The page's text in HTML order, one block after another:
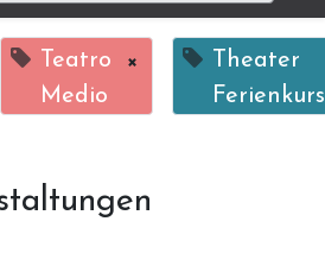
Teatro
Medio
×
Theater
Ferienkurs